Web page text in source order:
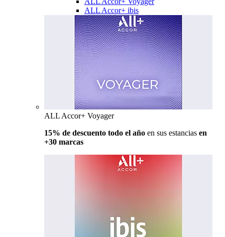
ALL Accor+ ibis
ALL Accor+ Voyager
15% de descuento todo el año en sus estancias en
+30 marcas